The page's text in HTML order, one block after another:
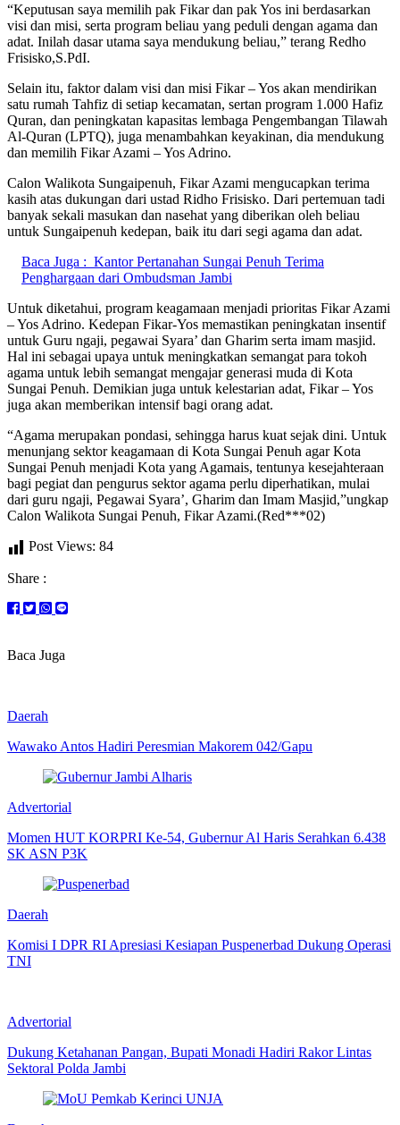
“Keputusan saya memilih pak Fikar dan pak Yos ini berdasarkan
visi dan misi, serta program beliau yang peduli dengan agama dan
adat. Inilah dasar utama saya mendukung beliau,” terang Redho
Frisisko,S.PdI.
Selain itu, faktor dalam visi dan misi Fikar – Yos akan mendirikan
satu rumah Tahfiz di setiap kecamatan, sertan program 1.000 Hafiz
Quran, dan peningkatan kapasitas lembaga Pengembangan Tilawah
Al-Quran (LPTQ), juga menambahkan keyakinan, dia mendukung
dan memilih Fikar Azami – Yos Adrino.
Calon Walikota Sungaipenuh, Fikar Azami mengucapkan terima
kasih atas dukungan dari ustad Ridho Frisisko. Dari pertemuan tadi
banyak sekali masukan dan nasehat yang diberikan oleh beliau
untuk Sungaipenuh kedepan, baik itu dari segi agama dan adat.
Baca Juga : Kantor Pertanahan Sungai Penuh Terima
Penghargaan dari Ombudsman Jambi
Untuk diketahui, program keagamaan menjadi prioritas Fikar Azami
– Yos Adrino. Kedepan Fikar-Yos memastikan peningkatan insentif
untuk Guru ngaji, pegawai Syara’ dan Gharim serta imam masjid.
Hal ini sebagai upaya untuk meningkatkan semangat para tokoh
agama untuk lebih semangat mengajar generasi muda di Kota
Sungai Penuh. Demikian juga untuk kelestarian adat, Fikar – Yos
juga akan memberikan intensif bagi orang adat.
“Agama merupakan pondasi, sehingga harus kuat sejak dini. Untuk
menunjang sektor keagamaan di Kota Sungai Penuh agar Kota
Sungai Penuh menjadi Kota yang Agamais, tentunya kesejahteraan
bagi pegiat dan pengurus sektor agama perlu diperhatikan, mulai
dari guru ngaji, Pegawai Syara’, Gharim dan Imam Masjid,”ungkap
Calon Walikota Sungai Penuh, Fikar Azami.(Red***02)
Post Views: 84
Share :
Baca Juga
Daerah
Wawako Antos Hadiri Peresmian Makorem 042/Gapu
Advertorial
Momen HUT KORPRI Ke-54, Gubernur Al Haris Serahkan 6.438
SK ASN P3K
Daerah
Komisi I DPR RI Apresiasi Kesiapan Puspenerbad Dukung Operasi
TNI
Advertorial
Dukung Ketahanan Pangan, Bupati Monadi Hadiri Rakor Lintas
Sektoral Polda Jambi